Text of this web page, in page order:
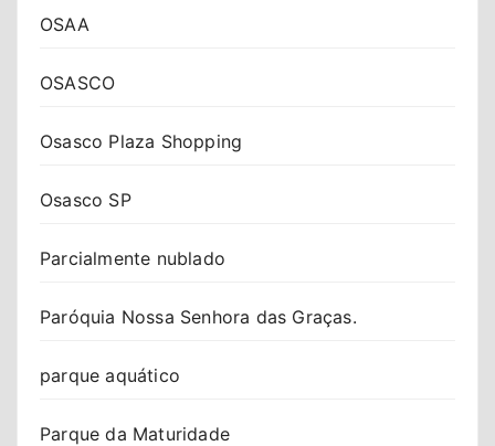
OSAA
OSASCO
Osasco Plaza Shopping
Osasco SP
Parcialmente nublado
Paróquia Nossa Senhora das Graças.
parque aquático
Parque da Maturidade